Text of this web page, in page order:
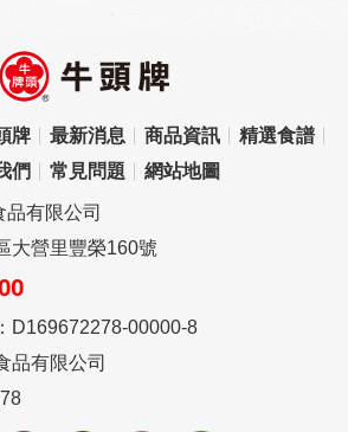
牌 最新消息 商品資訊
精選食譜
們
常見問題 網站地圖
有限公司
大營里豐榮160號
D169672278-00000-8
品有限公司